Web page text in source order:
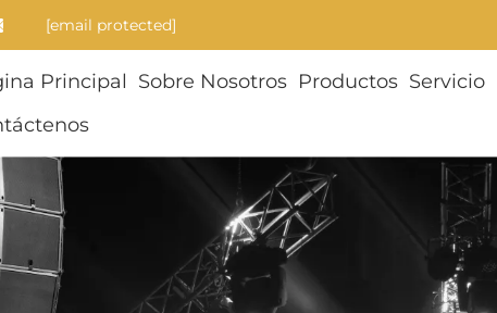
[email protected]
Principal Sobre Nosotros Productos Servicio